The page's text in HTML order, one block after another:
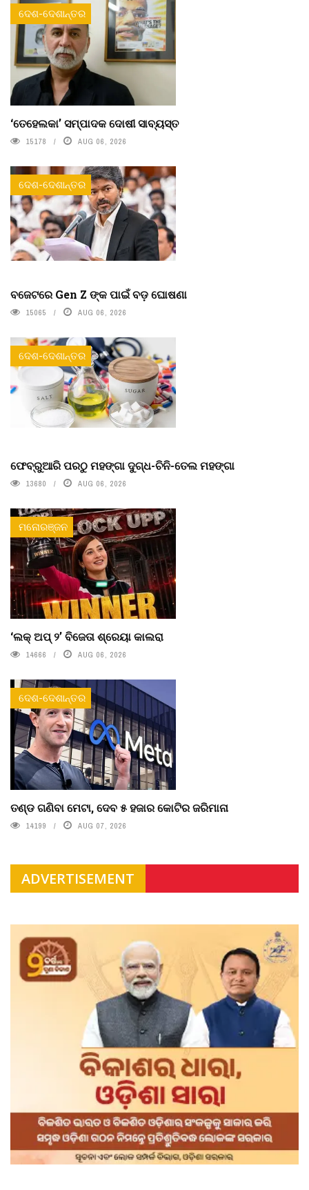
ଦେଶ-ଦେଶାନ୍ତର
‘ତେହେଲକା’ ସମ୍ପାଦକ ଦୋଷୀ ସାବ୍ୟସ୍ତ
15178 AUG 06, 2026
ଦେଶ-ଦେଶାନ୍ତର
ବଜେଟରେ Gen Z ଙ୍କ ପାଇଁ ବଡ଼ ଘୋଷଣା
15065 AUG 06, 2026
ଦେଶ-ଦେଶାନ୍ତର
ଫେବ୍ରୁଆରି ପରଠୁ ମହଙ୍ଗା ଦୁଗ୍ଧ-ଚିନି-ତେଲ ମହଙ୍ଗା
13680 AUG 06, 2026
ମନୋରଞ୍ଜନ
‘ଲକ୍ ଅପ୍ ୨’ ବିଜେତା ଶ୍ରେୟା କାଲରା
14666 AUG 06, 2026
ଦେଶ-ଦେଶାନ୍ତର
ତଣ୍ଡ ଗଣିବା ମେଟା, ଦେବ ୫ ହଜାର କୋଟିର ଜରିମାନା
14199 AUG 07, 2026
ADVERTISEMENT